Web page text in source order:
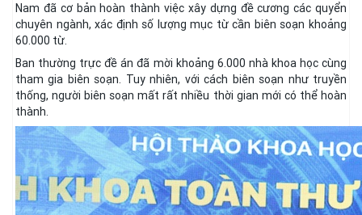
Nam đã cơ bản hoàn thành việc xây dựng đề cương các quyển
chuyên ngành, xác định số lượng mục từ cần biên soạn khoảng
60.000 từ.
Ban thường trực đề án đã mời khoảng 6.000 nhà khoa học cùng
tham gia biên soạn. Tuy nhiên, với cách biên soạn như truyền
thống, người biên soạn mất rất nhiều thời gian mới có thể hoàn
thành.